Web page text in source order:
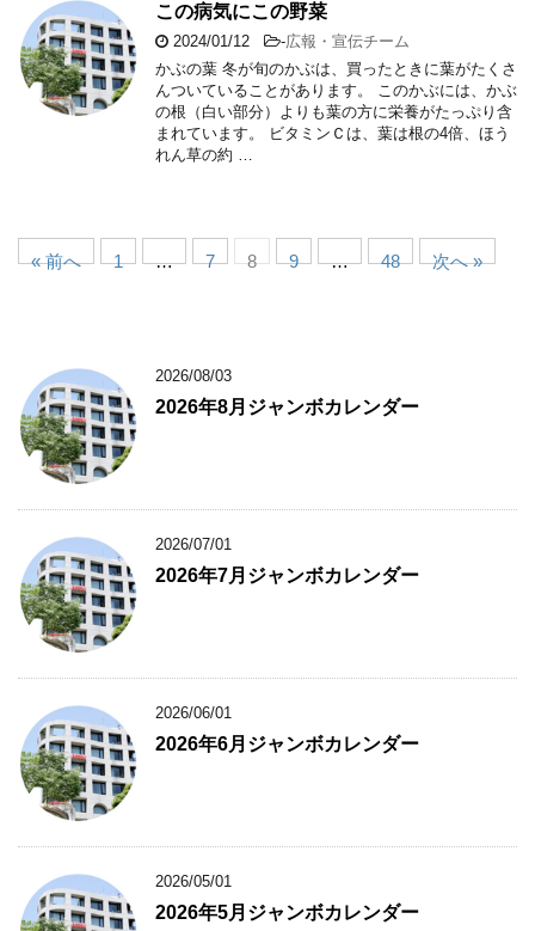
この病気にこの野菜
2024/01/12 -広報・宣伝チーム
かぶの葉 冬が旬のかぶは、買ったときに葉がたくさ
んついていることがあります。 このかぶには、かぶ
の根（白い部分）よりも葉の方に栄養がたっぷり含
まれています。 ビタミンＣは、葉は根の4倍、ほう
れん草の約 …
« 前へ 1 … 7 8 9 … 48 次へ »
2026/08/03
2026年8月ジャンボカレンダー
2026/07/01
2026年7月ジャンボカレンダー
2026/06/01
2026年6月ジャンボカレンダー
2026/05/01
2026年5月ジャンボカレンダー